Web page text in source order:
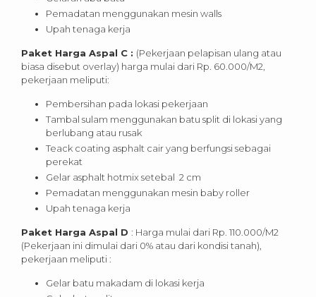
Pemadatan menggunakan mesin walls
Upah tenaga kerja
Paket Harga Aspal C : (Pekerjaan pelapisan ulang atau
biasa disebut overlay) harga mulai dari Rp. 60.000/M2,
pekerjaan meliputi:
Pembersihan pada lokasi pekerjaan
Tambal sulam menggunakan batu split di lokasi yang
berlubang atau rusak
Teack coating asphalt cair yang berfungsi sebagai
perekat
Gelar asphalt hotmix setebal 2 cm
Pemadatan menggunakan mesin baby roller
Upah tenaga kerja
Paket Harga Aspal D : Harga mulai dari Rp. 110.000/M2
(Pekerjaan ini dimulai dari 0% atau dari kondisi tanah),
pekerjaan meliputi :
Gelar batu makadam di lokasi kerja